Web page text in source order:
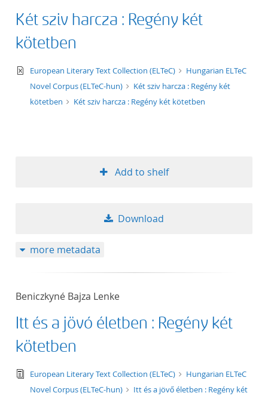
Két sziv harcza : Regény két
kötetben
text/xml
European Literary Text Collection (ELTeC)
Hungarian ELTeC
Novel Corpus (ELTeC-hun)
Két sziv harcza : Regény két
kötetben
Két sziv harcza : Regény két kötetben
Add to shelf
Download
more metadata
Beniczkyné Bajza Lenke
Itt és a jövő életben : Regény két
kötetben
text/tg.edition+tg.aggregation+xml
European Literary Text Collection (ELTeC)
Hungarian ELTeC
Novel Corpus (ELTeC-hun)
Itt és a jövő életben : Regény két